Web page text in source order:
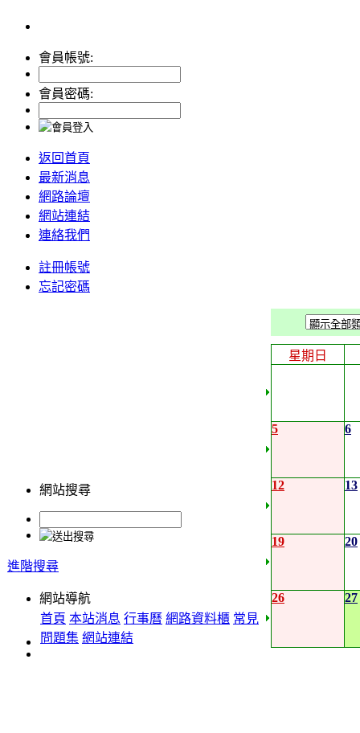
會員帳號:
會員密碼:
返回首頁
最新消息
網路論壇
網站連結
連絡我們
註冊帳號
忘記密碼
網站搜尋
進階搜尋
網站導航
首頁 本站消息 行事曆 網路資料櫃 常見
問題集 網站連結
星期日
5 6
12 13
19 20
26 27